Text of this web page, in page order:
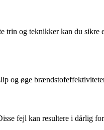
trin og teknikker kan du sikre
og øge
fejl kan resultere i dårlig